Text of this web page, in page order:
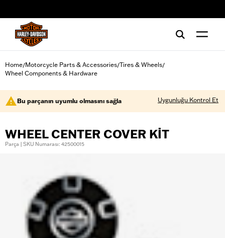
Home/Motorcycle Parts & Accessories/Tires & Wheels/
Wheel Components & Hardware
Bu parçanın uyumlu olmasını sağla Uygunluğu Kontrol Et
WHEEL CENTER COVER KIT
Parça | SKU Numarası: 42500015